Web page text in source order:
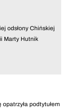
odsłony Chińskiej
Marty Hutnik
podtytułem